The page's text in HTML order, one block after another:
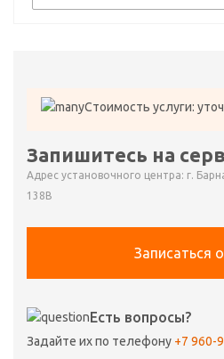
Стоимость услуги:
Запишитесь на
Адрес установочного центра: г.
138В
Записаться
Есть вопросы?
Задайте их по телефону +7 960-